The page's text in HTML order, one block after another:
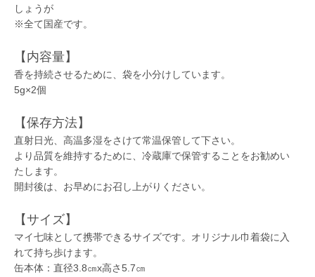
しょうが
※全て国産です。
【内容量】
香を持続させるために、袋を小分けしています。
5g×2個
【保存方法】
直射日光、高温多湿をさけて常温保管して下さい。
より品質を維持するために、冷蔵庫で保管することをお勧めい
たします。
開封後は、お早めにお召し上がりください。
【サイズ】
マイ七味として携帯できるサイズです。オリジナル巾着袋に入
れて持ち歩けます。
缶本体：直径3.8㎝x高さ5.7㎝